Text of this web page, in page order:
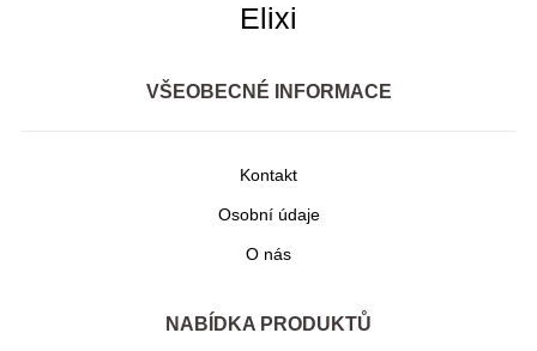
Elixi
VŠEOBECNÉ INFORMACE
Kontakt
Osobní údaje
O nás
NABÍDKA PRODUKTŮ